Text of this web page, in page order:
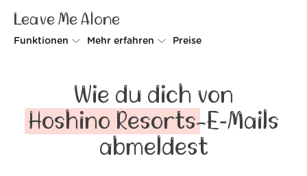
Leave Me Alone
Funktionen
Rollups
Screener
Mehr erfahren
So geht's
Sicherheit
Preise
Wie du dich von
Hoshino Resorts-E‑Mails
abmeldest